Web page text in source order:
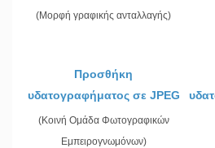
(Μορφή γραφικής ανταλλαγής)
Προσθήκη
υδατογραφήματος σε JPEG
(Κοινή Ομάδα Φωτογραφικών
Εμπειρογνωμόνων)